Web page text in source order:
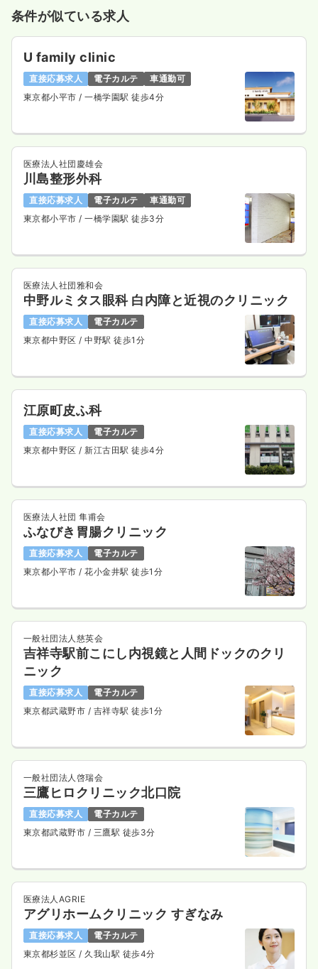
条件が似ている求人
U family clinic
直接応募求人 電子カルテ
車通勤可
東京都小平市/ 一橋学園駅 徒歩4分
医療法人社団慶雄会
川島整形外科
直接応募求人 電子カルテ
車通勤可
東京都小平市/ 一橋学園駅 徒歩3分
医療法人社団雅和会
中野ルミタス眼科 白内障と近視のクリニック
直接応募求人
電子カルテ
東京都中野区/ 中野駅 徒歩1分
江原町皮ふ科
直接応募求人
電子カルテ
東京都中野区/ 新江古田駅 徒歩4分
医療法人社団 隼甫会
ふなびき胃腸クリニック
直接応募求人
電子カルテ
東京都小平市/ 花小金井駅 徒歩1分
一般社団法人慈英会
吉祥寺駅前こにし内視鏡と人間ドックのクリ
ニック
直接応募求人
電子カルテ
東京都武蔵野市 / 吉祥寺駅 徒歩1分
一般社団法人啓瑞会
三鷹ヒロクリニック北口院
直接応募求人
電子カルテ
東京都武蔵野市 / 三鷹駅 徒歩3分
医療法人AGRIE
アグリホームクリニック すぎなみ
直接応募求人
電子カルテ
東京都杉並区/ 久我山駅 徒歩4分